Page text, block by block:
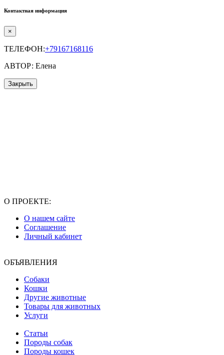
Контактная информация
×
ТЕЛЕФОН:+79167168116
АВТОР: Елена
Закрыть
О ПРОЕКТЕ:
О нашем сайте
Соглашение
Личный кабинет
ОБЪЯВЛЕНИЯ
Собаки
Кошки
Другие животные
Товары для животных
Услуги
Статьи
Породы собак
Породы кошек